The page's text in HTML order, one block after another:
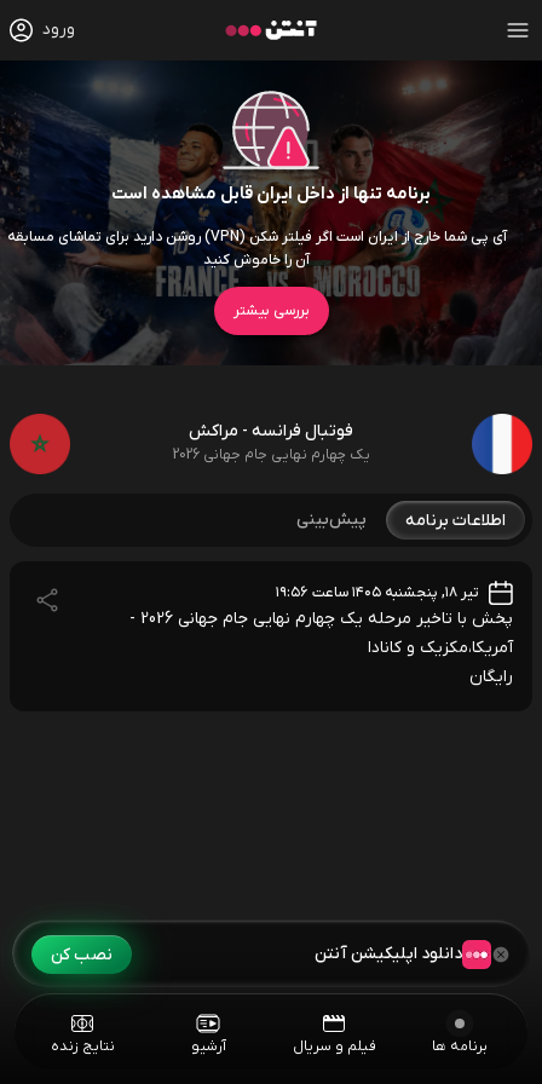
ورود
برنامه تنها از داخل ایران قابل مشاهده است
آی پی شما خارج از ایران است اگر فیلتر شکن (VPN) روشن دارید برای تماشای مسابقه
آن را خاموش کنید
بررسی بیشتر
فوتبال فرانسه - مراکش
یک چهارم نهایی جام جهانی 2026
اطلاعات برنامه پیش‌بینی
تیر ۱۸, پنجشنبه ۱۴۰۵ ساعت ۱۹:۵۶
پخش با تاخیر مرحله یک چهارم نهایی جام جهانی 2026 -
آمریکا،مکزیک و کانادا
رایگان
برنامه ها فیلم و سریال آرشیو نتایج زنده
دانلود اپلیکیشن آنتن نصب کن